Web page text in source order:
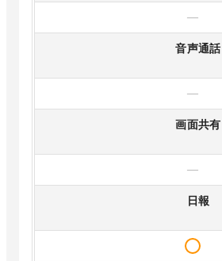
—
音声通話
—
画面共有
—
日報